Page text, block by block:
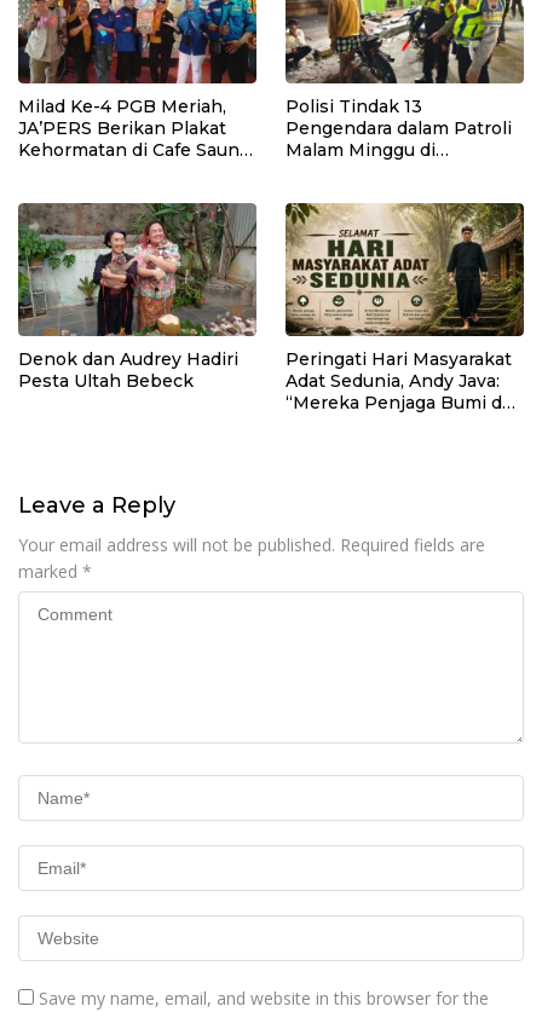
Milad Ke-4 PGB Meriah,
JA’PERS Berikan Plakat
Kehormatan di Cafe Saung
Polisi Tindak 13
Pengendara dalam Patroli
Malam Minggu di
Denok dan Audrey Hadiri
Pesta Ultah Bebeck
Peringati Hari Masyarakat
Adat Sedunia, Andy Java:
“Mereka Penjaga Bumi dan
Leave a Reply
Your email address will not be published. Required fields are
marked *
Save my name, email, and website in this browser for the